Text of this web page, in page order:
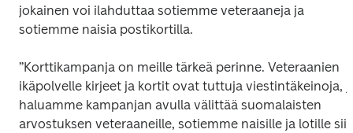
jokainen voi ilahduttaa sotiemme veteraaneja ja
sotiemme naisia postikortilla.
”Korttikampanja on meille tärkeä perinne. Veteraanien
ikäpolvelle kirjeet ja kortit ovat tuttuja viestintäkeinoja,
haluamme kampanjan avulla välittää suomalaisten
arvostuksen veteraaneille, sotiemme naisille ja lotille